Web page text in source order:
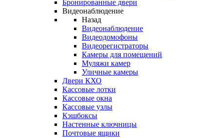
Бронированные двери
Видеонаблюдение
Назад
Видеонаблюдение
Видеодомофоны
Видеорегистраторы
Камеры для помещений
Муляжи камер
Уличные камеры
Двери КХО
Кассовые лотки
Кассовые окна
Кассовые узлы
Кэшбоксы
Настенные ключницы
Почтовые ящики